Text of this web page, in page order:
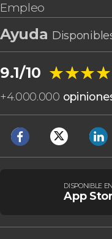
Empleo
Ayuda
9.1/10
+4.000.000
DISPONIBLE EN
App